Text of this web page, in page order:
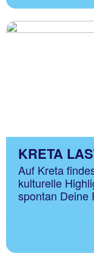
KRETA
Auf Kreta
kulturelle
spontan Deine